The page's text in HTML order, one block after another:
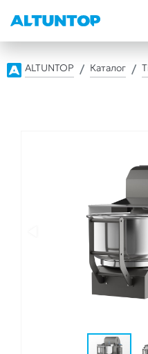
ALTUNTOP Каталог